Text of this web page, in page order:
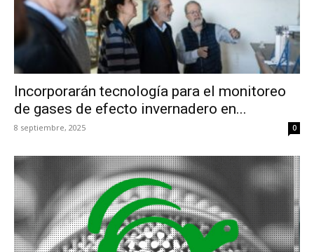
Incorporarán tecnología para el monitoreo
de gases de efecto invernadero en...
8 septiembre, 2025 0